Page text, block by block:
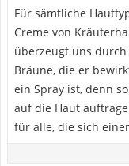
Für sämtliche
Creme von
überzeugt uns
Bräune, die er
ein Spray ist, denn
auf die Haut
für alle, die sich